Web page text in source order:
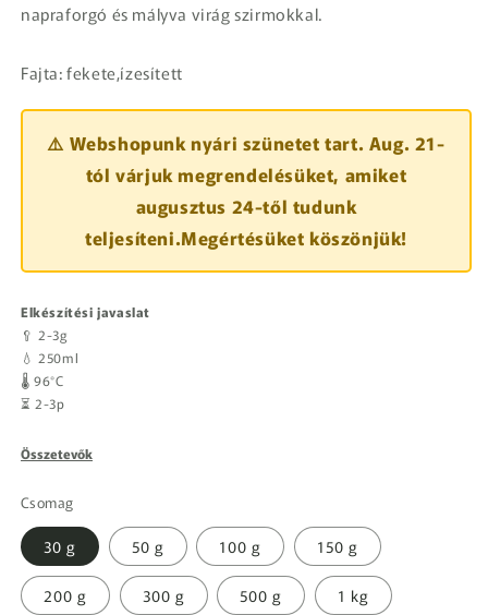
napraforgó és mályva virág szirmokkal.
Fajta: fekete,ízesített
⚠️ Webshopunk nyári szünetet tart. Aug. 21-
tól várjuk megrendelésüket, amiket
augusztus 24-től tudunk
teljesíteni.Megértésüket köszönjük!
Elkészítési javaslat
🥄 2-3g
💧 250ml
🌡️ 96°C
⏳ 2-3p
Összetevők
Csomag
30 g 50 g 100 g 150 g
200 g 300 g 500 g 1 kg